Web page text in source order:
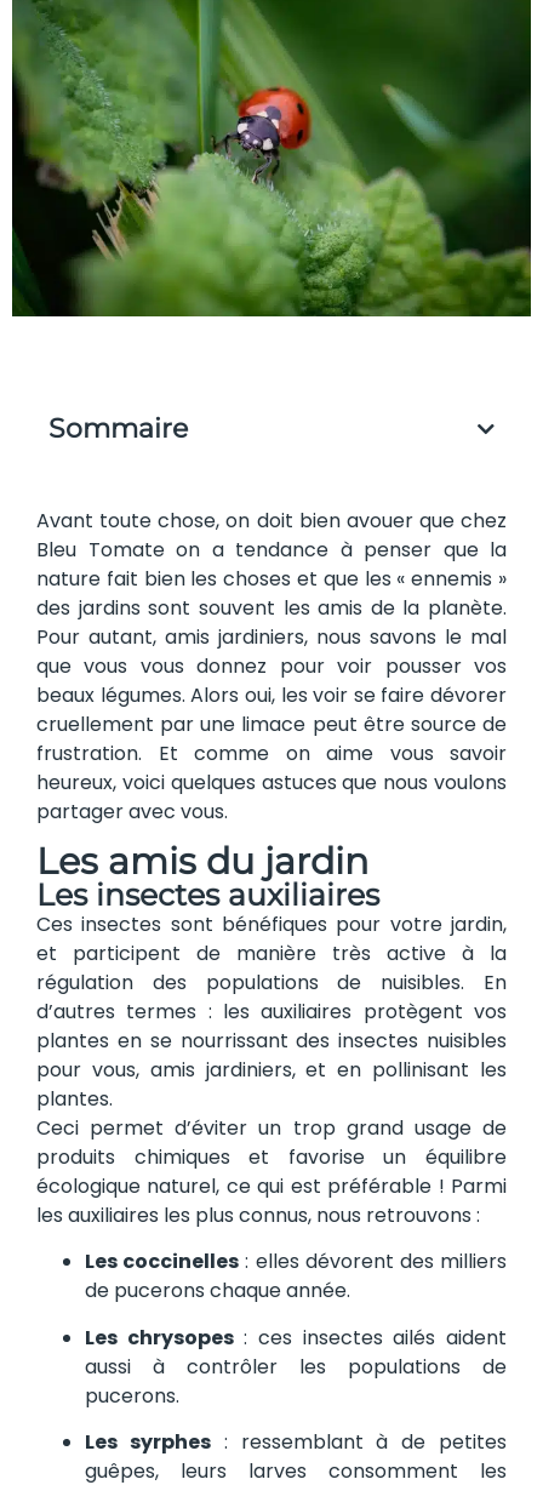
Sommaire
Avant toute chose, on doit bien avouer que chez
Bleu Tomate on a tendance à penser que la
nature fait bien les choses et que les « ennemis »
des jardins sont souvent les amis de la planète.
Pour autant, amis jardiniers, nous savons le mal
que vous vous donnez pour voir pousser vos
beaux légumes. Alors oui, les voir se faire dévorer
cruellement par une limace peut être source de
frustration. Et comme on aime vous savoir
heureux, voici quelques astuces que nous voulons
partager avec vous.
Les amis du jardin
Les insectes auxiliaires
Ces insectes sont bénéfiques pour votre jardin,
et participent de manière très active à la
régulation des populations de nuisibles. En
d’autres termes : les auxiliaires protègent vos
plantes en se nourrissant des insectes nuisibles
pour vous, amis jardiniers, et en pollinisant les
plantes.
Ceci permet d’éviter un trop grand usage de
produits chimiques et favorise un équilibre
écologique naturel, ce qui est préférable ! Parmi
les auxiliaires les plus connus, nous retrouvons :
Les coccinelles : elles dévorent des milliers
de pucerons chaque année.
Les chrysopes: ces insectes ailés aident
aussi à contrôler les populations de
pucerons.
Les syrphes: ressemblant à de petites
guêpes, leurs larves consomment les